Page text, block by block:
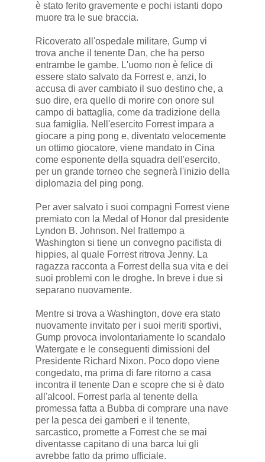
è stato ferito gravemente e pochi istanti dopo
muore tra le sue braccia.
Ricoverato all'ospedale militare, Gump vi
trova anche il tenente Dan, che ha perso
entrambe le gambe. L'uomo non è felice di
essere stato salvato da Forrest e, anzi, lo
accusa di aver cambiato il suo destino che, a
suo dire, era quello di morire con onore sul
campo di battaglia, come da tradizione della
sua famiglia. Nell'esercito Forrest impara a
giocare a ping pong e, diventato velocemente
un ottimo giocatore, viene mandato in Cina
come esponente della squadra dell'esercito,
per un grande torneo che segnerà l'inizio della
diplomazia del ping pong.
Per aver salvato i suoi compagni Forrest viene
premiato con la Medal of Honor dal presidente
Lyndon B. Johnson. Nel frattempo a
Washington si tiene un convegno pacifista di
hippies, al quale Forrest ritrova Jenny. La
ragazza racconta a Forrest della sua vita e dei
suoi problemi con le droghe. In breve i due si
separano nuovamente.
Mentre si trova a Washington, dove era stato
nuovamente invitato per i suoi meriti sportivi,
Gump provoca involontariamente lo scandalo
Watergate e le conseguenti dimissioni del
Presidente Richard Nixon. Poco dopo viene
congedato, ma prima di fare ritorno a casa
incontra il tenente Dan e scopre che si è dato
all'alcool. Forrest parla al tenente della
promessa fatta a Bubba di comprare una nave
per la pesca dei gamberi e il tenente,
sarcastico, promette a Forrest che se mai
diventasse capitano di una barca lui gli
avrebbe fatto da primo ufficiale.